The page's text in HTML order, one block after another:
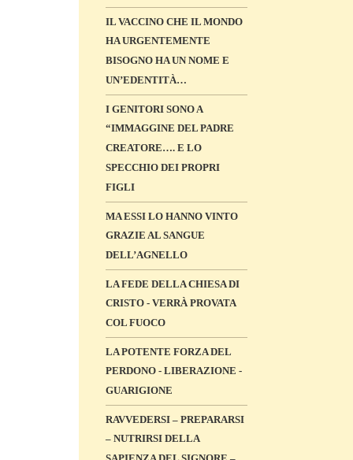
IL VACCINO CHE IL MONDO
HA URGENTEMENTE
BISOGNO HA UN NOME E
UN’EDENTITÀ…
I GENITORI SONO A
“IMMAGGINE DEL PADRE
CREATORE…. E LO
SPECCHIO DEI PROPRI
FIGLI
MA ESSI LO HANNO VINTO
GRAZIE AL SANGUE
DELL’AGNELLO
LA FEDE DELLA CHIESA DI
CRISTO - VERRÀ PROVATA
COL FUOCO
LA POTENTE FORZA DEL
PERDONO - LIBERAZIONE -
GUARIGIONE
RAVVEDERSI – PREPARARSI
– NUTRIRSI DELLA